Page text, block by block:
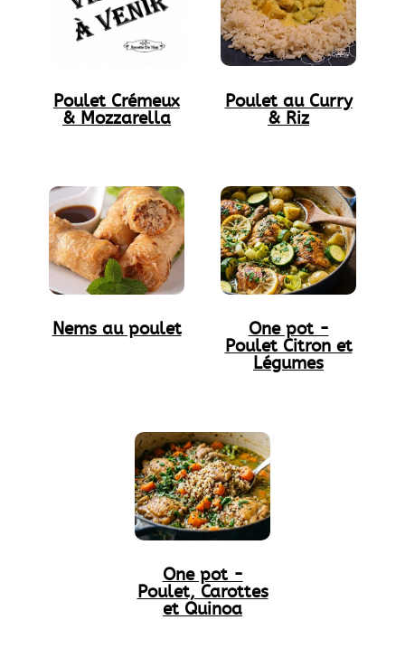
Poulet Crémeux
& Mozzarella
Poulet au Curry
& Riz
Nems au poulet
One pot -
Poulet Citron et
Légumes
One pot -
Poulet, Carottes
et Quinoa